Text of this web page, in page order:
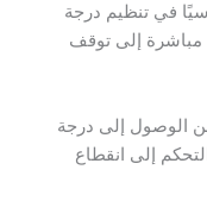
في تنظيم درجة
مباشرة إلى توقف
الوصول إلى درجة
إلى انقطاع